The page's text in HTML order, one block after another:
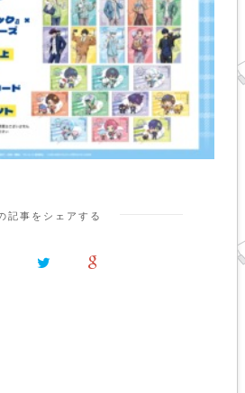
記事をシェアする